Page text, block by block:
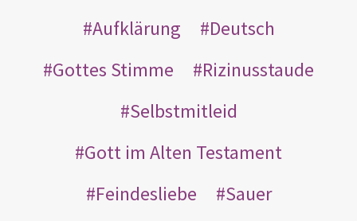
Aufklärung
Deutsch
Gottes Stimme
Rizinusstaude
Selbstmitleid
Gott im Alten Testament
Feindesliebe
Sauer